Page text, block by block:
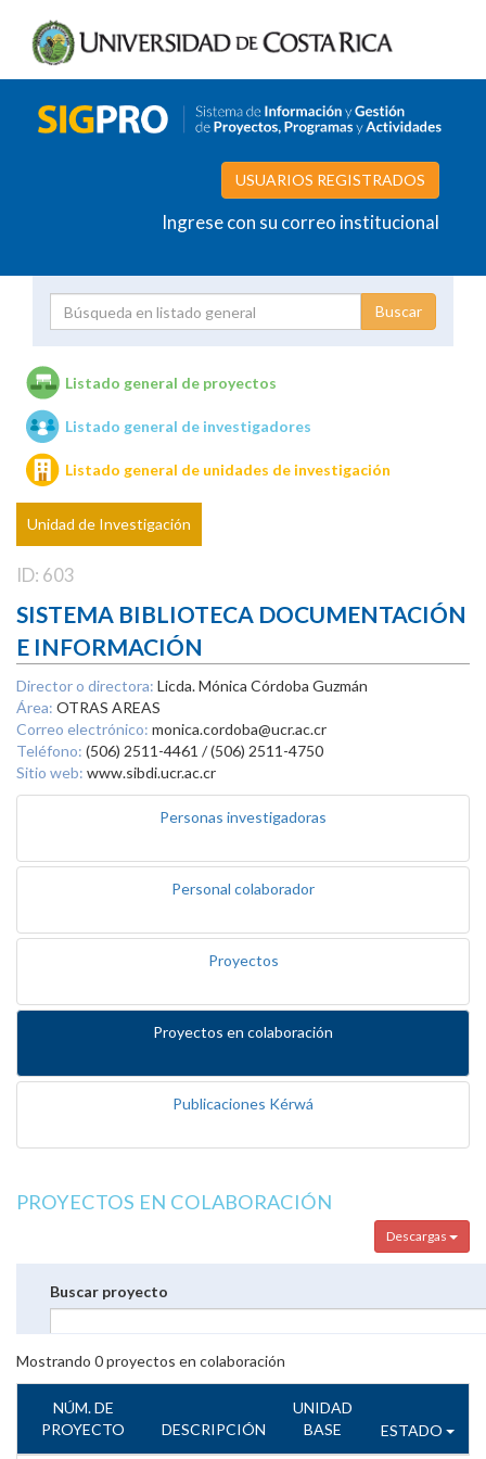
USUARIOS REGISTRADOS
Ingrese con su correo institucional
Unidades de investigación
Listado general de proyectos
Listado general de investigadores
Listado general de unidades de investigación
Unidad de Investigación
ID: 603
SISTEMA BIBLIOTECA DOCUMENTACIÓN
E INFORMACIÓN
Director o directora: Licda. Mónica Córdoba Guzmán
Área: OTRAS AREAS
Correo electrónico: monica.cordoba@ucr.ac.cr
Teléfono: (506) 2511-4461 / (506) 2511-4750
Sitio web: www.sibdi.ucr.ac.cr
Personas investigadoras
Personal colaborador
Proyectos
Proyectos en colaboración
Publicaciones Kérwá
PROYECTOS EN COLABORACIÓN
Descargas
Buscar proyecto
Mostrando 0proyectos en colaboración
NÚM. DE
PROYECTO
DESCRIPCIÓN
UNIDAD
BASE
ESTADO